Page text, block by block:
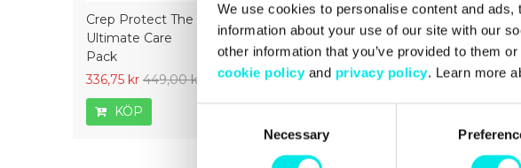
We use cookies to personalise content and
information about your use of our site with our
other information that you’ve provided to them
cookie policy and privacy policy. Learn more
Necessary
Crep Protect The
Ultimate Care
Pack
336,75 kr 449,00 kr
KÖP
ON Pen Midsole -
White
126,75 kr 169,00 kr
Crep Protect The
Ultimate Box Pack
336,75 kr 449,00 kr